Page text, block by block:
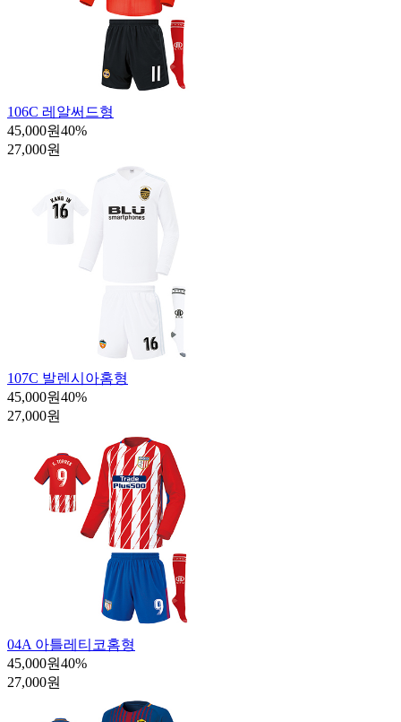
106C 레알써드형
45,000원40%
27,000원
107C 발렌시아홈형
45,000원40%
27,000원
04A 아틀레티코홈형
45,000원40%
27,000원